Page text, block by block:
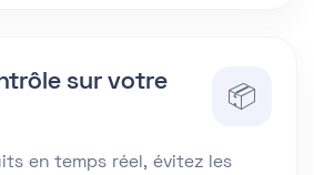
📦
sur votre
en temps réel, évitez les